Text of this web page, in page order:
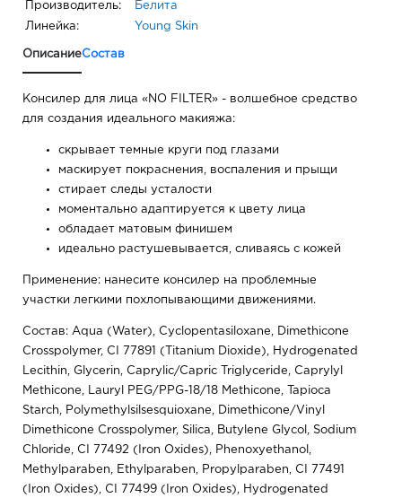
Производитель: Белита
Линейка: Young Skin
ОписаниеСостав
Консилер для лица «NO FILTER» - волшебное средство
для создания идеального макияжа:
скрывает темные круги под глазами
маскирует покраснения, воспаления и прыщи
стирает следы усталости
моментально адаптируется к цвету лица
обладает матовым финишем
идеально растушевывается, сливаясь с кожей
Применение: нанесите консилер на проблемные
участки легкими похлопывающими движениями.
Состав: Aqua (Water), Cyclopentasiloxane, Dimethicone
Crosspolymer, CI 77891 (Titanium Dioxide), Hydrogenated
Lecithin, Glycerin, Caprylic/Capric Triglyceride, Caprylyl
Methicone, Lauryl PEG/PPG-18/18 Methicone, Tapioca
Starch, Polymethylsilsesquioxane, Dimethicone/Vinyl
Dimethicone Crosspolymer, Silica, Butylene Glycol, Sodium
Chloride, CI 77492 (Iron Oxides), Phenoxyethanol,
Methylparaben, Ethylparaben, Propylparaben, CI 77491
(Iron Oxides), CI 77499 (Iron Oxides), Hydrogenated